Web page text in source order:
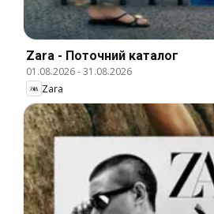
Zara - Поточний каталог
01.08.2026-31.08.2026
Zara